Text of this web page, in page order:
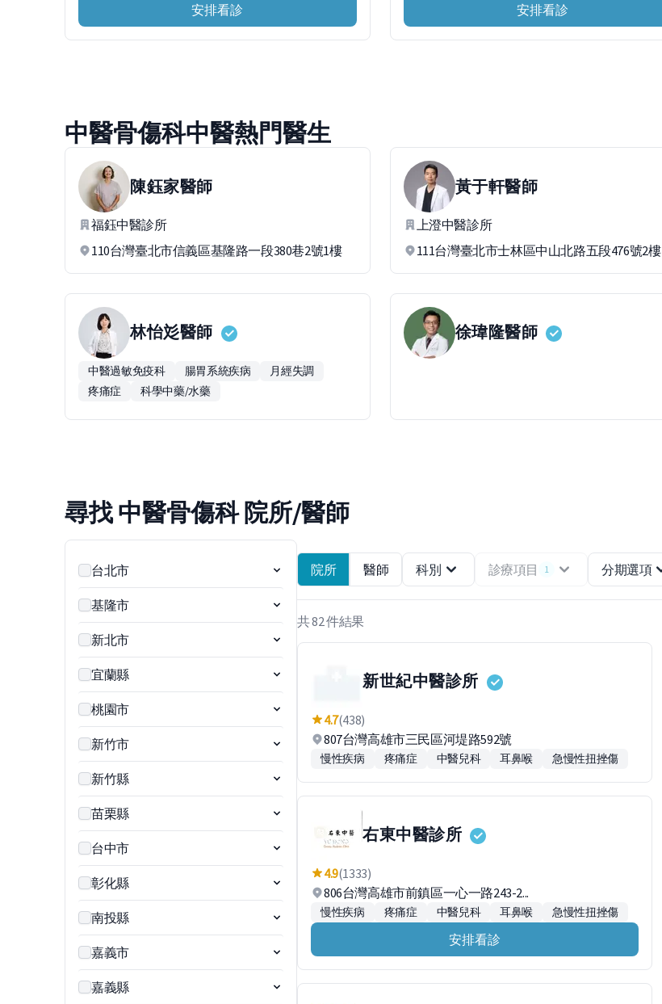
安排看診 安排看診
中醫骨傷科中醫熱門醫生
陳鈺家醫師
福鈺中醫診所
110台灣臺北市信義區基隆路一段380巷2號1樓
黃于軒醫師
上澄中醫診所
111台灣臺北市士林區中山北路五段476號2樓
林怡彣醫師
中醫過敏免疫科 腸胃系統疾病
月經失調
疼痛症
科學中藥/水藥
徐瑋隆醫師
尋找 中醫骨傷科 院所/醫師
台北市
基隆市
新北市
宜蘭縣
桃園市
新竹市
新竹縣
苗栗縣
台中市
彰化縣
南投縣
嘉義市
嘉義縣
院所 醫師 科別 診療項目 1 分期選項
共 82 件結果
新世紀中醫診所
4.7(438)
807台灣高雄市三民區河堤路592號
慢性疾病 疼痛症 中醫兒科 耳鼻喉 急慢性扭挫傷
右東中醫診所
4.9(1333)
806台灣高雄市前鎮區一心一路243-2...
慢性疾病 疼痛症 中醫兒科 耳鼻喉 急慢性扭挫傷
安排看診